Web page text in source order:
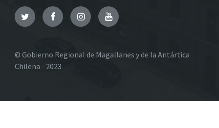
TwitterFacebookInstagramYouTube
© Gobierno Regional de Magallanes y de la Antártica
Chilena - 2023